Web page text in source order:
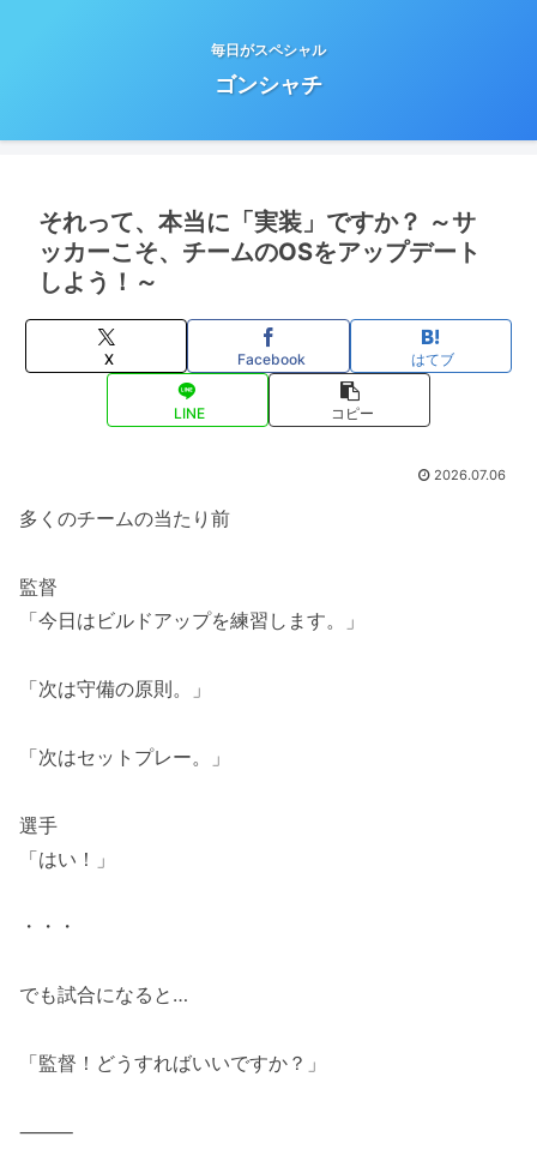
毎日がスペシャル
ゴンシャチ
それって、本当に「実装」ですか？ ～サ
ッカーこそ、チームのOSをアップデート
しよう！～
X Facebook はてブ
LINE コピー
2026.07.06
多くのチームの当たり前
監督
「今日はビルドアップを練習します。」
「次は守備の原則。」
「次はセットプレー。」
選手
「はい！」
・・・
でも試合になると…
「監督！どうすればいいですか？」
⸻